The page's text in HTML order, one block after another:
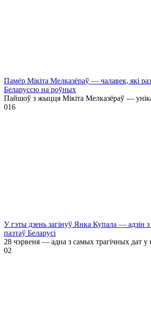
Памёр Мікіта Мелказёраў — чалавек, які
Беларуссю на роўных
Пайшоў з жыцця Мікіта Мелказёраў —
016
У гэты дзень загінуў Янка Купала — адзін
паэтаў Беларусі
28 чэрвеня — адна з самых трагічных дат у
02